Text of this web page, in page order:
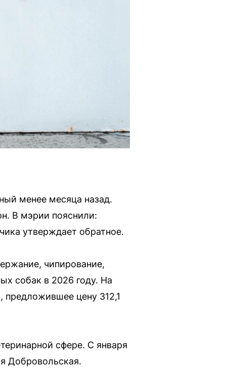
менее месяца назад.
В мэрии пояснили:
утверждает обратное.
чипирование,
собак в 2026 году. На
предложившее цену 312,1
сфере. С января
Добровольская.